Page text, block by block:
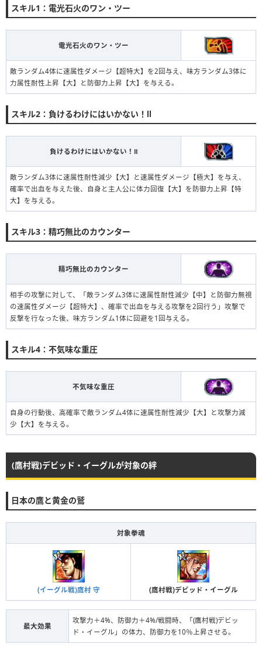
進化10~19状態
スキル1：電光石火のワン・ツー
電光石火のワン・ツー
敵ランダム4体に速属性ダメージ【超特大】を2回与え、味方ランダム3体に
力属性耐性上昇【大】と防御力上昇【大】を与える。
スキル2：負けるわけにはいかない！Ⅱ
負けるわけにはいかない！Ⅱ
敵ランダム3体に速属性耐性減少【大】と速属性ダメージ【極大】を与え、
確率で出血を与えた後、自身と主人公に体力回復【大】を防御力上昇【特
大】を与える。
スキル3：精巧無比のカウンター
精巧無比のカウンター
相手の攻撃に対して、「敵ランダム3体に速属性耐性減少【中】と防御力無視
の速属性ダメージ【超特大】、確率で出血を与える攻撃を2回行う」攻撃で
反撃を行なった後、味方ランダム1体に回避を1回与える。
スキル4：不気味な重圧
不気味な重圧
自身の行動後、高確率で敵ランダム4体に速属性耐性減少【大】と攻撃力減
少【大】を与える。
(鷹村戦)デビッド・イーグルが対象の絆
日本の鷹と黄金の鷲
対象拳魂
(イーグル戦)鷹村 守 (鷹村戦)デビッド・イーグル
最大効果
攻撃力＋4%、防御力＋4%/戦闘時、「(鷹村戦)デビッ
ド・イーグル」の体力、防御力を10％上昇させる。